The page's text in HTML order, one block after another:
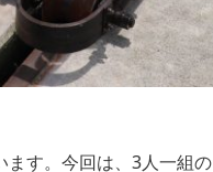
す。今回は、3人一組